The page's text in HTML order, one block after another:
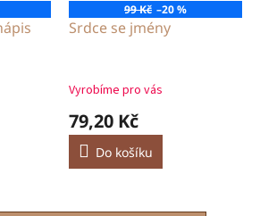
99 Kč –20 %
Srdce se jmény
Vyrobíme pro vás
79,20 Kč
Do košíku